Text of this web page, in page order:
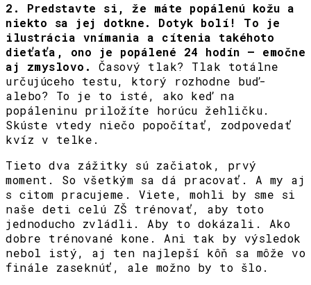
2. Predstavte si, že máte popálenú kožu a
niekto sa jej dotkne. Dotyk bolí! To je
ilustrácia vnímania a cítenia takéhoto
dieťaťa, ono je popálené 24 hodín – emočne
aj zmyslovo. Časový tlak? Tlak totálne
určujúceho testu, ktorý rozhodne buď-
alebo? To je to isté, ako keď na
popáleninu priložíte horúcu žehličku.
Skúste vtedy niečo popočítať, zodpovedať
kvíz v telke.
Tieto dva zážitky sú začiatok, prvý
moment. So všetkým sa dá pracovať. A my aj
s citom pracujeme. Viete, mohli by sme si
naše deti celú ZŠ trénovať, aby toto
jednoducho zvládli. Aby to dokázali. Ako
dobre trénované kone. Ani tak by výsledok
nebol istý, aj ten najlepší kôň sa môže vo
finále zaseknúť, ale možno by to šlo.